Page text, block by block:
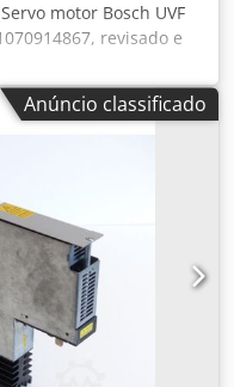
motor Bosch UVF
revisado e
de 12 meses,
conforme fotos. Os
se aplicam a este
separadamente!
os custos de
ATENÇÃO: Consulte
separadamente!
Anúncio classificado